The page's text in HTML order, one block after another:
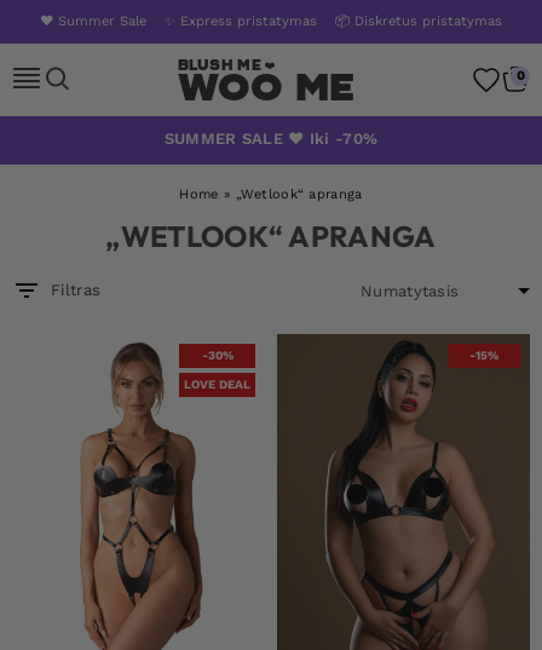
❤️ Summer Sale ✨ Express pristatymas 📦 Diskretus pristatymas
Woo Me 0
SUMMER SALE ❤️ Iki -70%
Home » „Wetlook“ apranga
„WETLOOK“ APRANGA
Filtras
-30%
LOVE DEAL
-15%